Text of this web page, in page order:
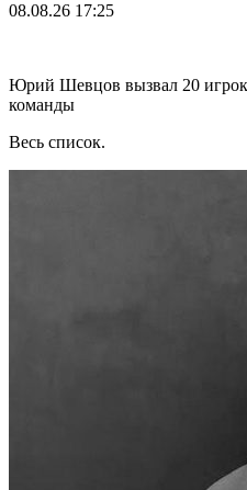
08.08.26 17:25
Юрий Шевцов вызвал 20
команды
Весь список.